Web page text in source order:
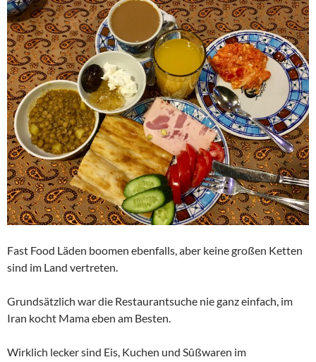
Fast Food Läden boomen ebenfalls, aber keine großen Ketten
sind im Land vertreten.
Grundsätzlich war die Restaurantsuche nie ganz einfach, im
Iran kocht Mama eben am Besten.
Wirklich lecker sind Eis, Kuchen und Sûßwaren im